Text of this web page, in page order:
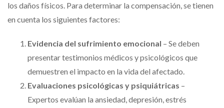
los daños físicos. Para determinar la compensación, se tienen
en cuenta los siguientes factores:
Evidencia del sufrimiento emocional – Se deben
presentar testimonios médicos y psicológicos que
demuestren el impacto en la vida del afectado.
Evaluaciones psicológicas y psiquiátricas –
Expertos evalúan la ansiedad, depresión, estrés